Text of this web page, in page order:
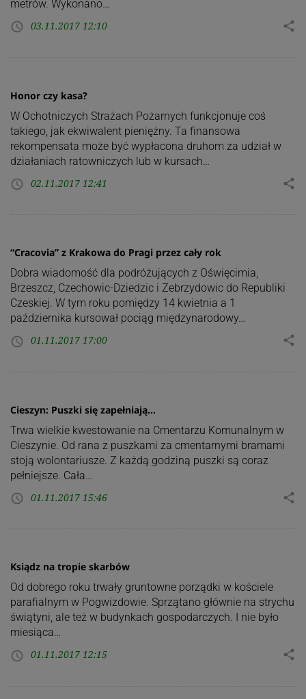
metrów. Wykonano…
access_time 03.11.2017 12:10 share
Honor czy kasa?
W Ochotniczych Strażach Pożarnych funkcjonuje coś
takiego, jak ekwiwalent pieniężny. Ta finansowa
rekompensata może być wypłacona druhom za udział w
działaniach ratowniczych lub w kursach…
access_time 02.11.2017 12:41 share
“Cracovia” z Krakowa do Pragi przez cały rok
Dobra wiadomość dla podróżujących z Oświęcimia,
Brzeszcz, Czechowic-Dziedzic i Zebrzydowic do Republiki
Czeskiej. W tym roku pomiędzy 14 kwietnia a 1
października kursował pociąg międzynarodowy…
access_time 01.11.2017 17:00 share
Cieszyn: Puszki się zapełniają…
Trwa wielkie kwestowanie na Cmentarzu Komunalnym w
Cieszynie. Od rana z puszkami za cmentarnymi bramami
stoją wolontariusze. Z każdą godziną puszki są coraz
pełniejsze. Cała…
access_time 01.11.2017 15:46 share
Ksiądz na tropie skarbów
Od dobrego roku trwały gruntowne porządki w kościele
parafialnym w Pogwizdowie. Sprzątano głównie na strychu
świątyni, ale też w budynkach gospodarczych. I nie było
miesiąca…
access_time 01.11.2017 12:15 share